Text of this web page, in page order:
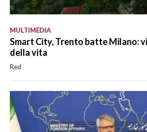
MULTIMEDIA
Smart City, Trento batte Milano:
della vita
Red